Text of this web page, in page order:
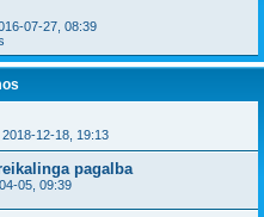
07-27, 08:39
2018-12-18, 19:13
pagalba
05, 09:39